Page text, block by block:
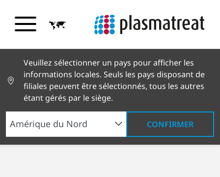
Veuillez sélectionner un pays pour afficher les
informations locales. Seuls les pays disposant de
filiales peuvent être sélectionnés, tous les autres
étant gérés par le siège.
CONFIRMER
Produits et services Plasma Systems
Torches
Openair-Plasma® Torche rotative RD1010